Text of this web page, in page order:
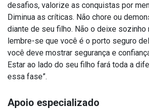
desafios, valorize as conquistas por
Diminua as críticas. Não chore ou
diante de seu filho. Não o deixe sozinho
lembre-se que você é o porto seguro
você deve mostrar segurança e
Estar ao lado do seu filho fará toda a
essa fase”.
Apoio especializado